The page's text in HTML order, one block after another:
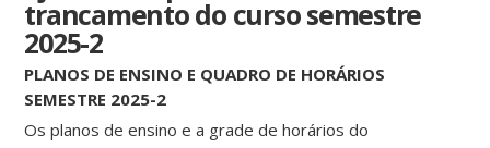
trancamento do curso semestre
2025-2
PLANOS DE ENSINO E QUADRO DE HORÁRIOS
SEMESTRE 2025-2
Os planos de ensino e a grade de horários do